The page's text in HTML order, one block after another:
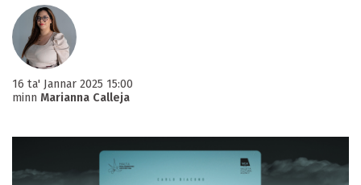
16 ta' Jannar 2025 15:00
minn Marianna Calleja